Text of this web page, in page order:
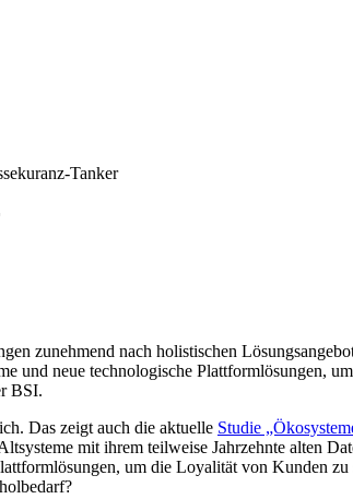
Tanker
zunehmend nach holistischen
und neue technologische Plattformlösungen,
BSI.
Das zeigt auch die aktuelle Studie
mit ihrem teilweise Jahrzehnte alten
um die Loyalität von Kunden